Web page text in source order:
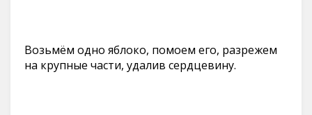
Возьмём одно яблоко, помоем его, разрежем
на крупные части, удалив сердцевину.